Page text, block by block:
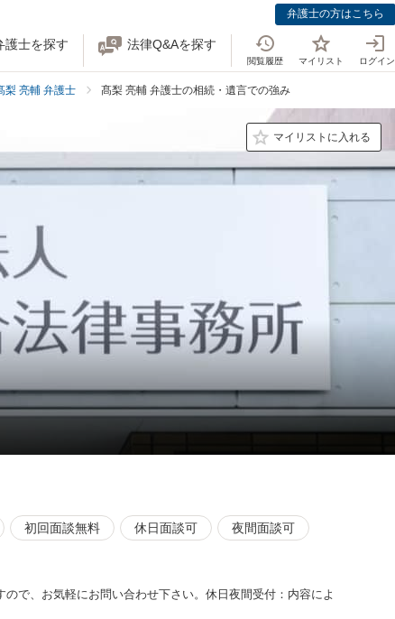
弁護士の方はこちら
護士を探す 法律Q&Aを探す
閲覧履歴 マイリスト ログイン
梨 亮輔 弁護士 髙梨 亮輔 弁護士の相続・遺言での強み
マイリストに入れる
初回面談無料 休日面談可 夜間面談可
で、お気軽にお問い合わせ下さい。休日夜間受付：内容によ